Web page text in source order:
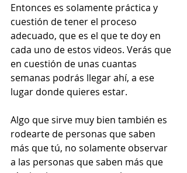
Entonces es solamente práctica y
cuestión de tener el proceso
adecuado, que es el que te doy en
cada uno de estos videos. Verás que
en cuestión de unas cuantas
semanas podrás llegar ahí, a ese
lugar donde quieres estar.
Algo que sirve muy bien también es
rodearte de personas que saben
más que tú, no solamente observar
a las personas que saben más que